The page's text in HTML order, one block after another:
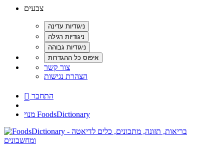
צבעים
צור קשר
הצהרת נגישות
 התחבר
מנוי FoodsDictionary